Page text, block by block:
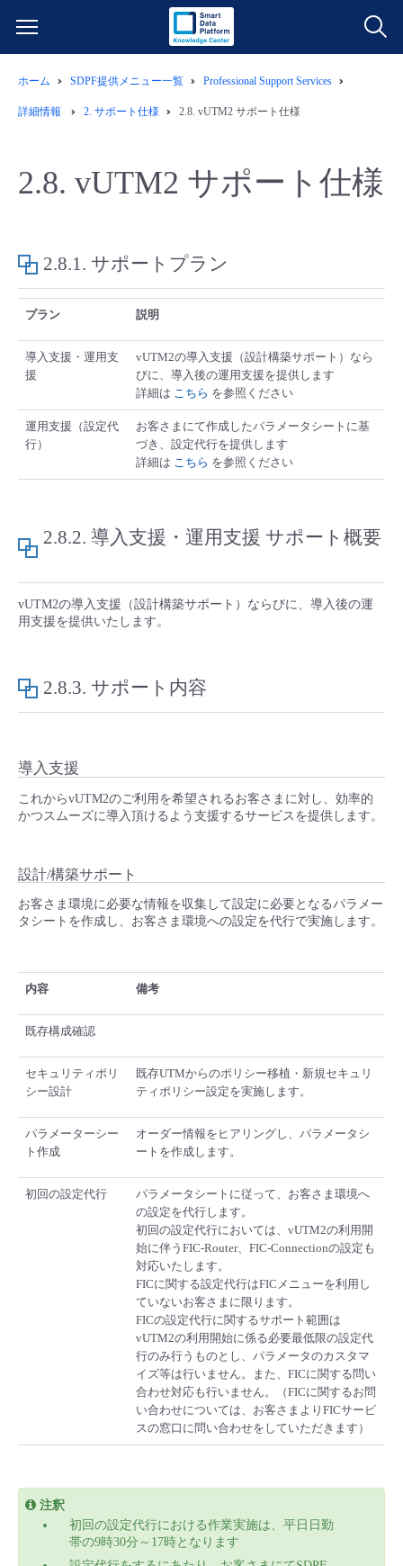
サービス一覧
クラウド/サーバー
データ利活用
モニタリング/監査
料金情報
ネットワーク
すべてのメニューを見る
- 管理機能
■ セットアップガイド
- 新規お申し込み方法
- 登録情報の管理
- クラウド / サーバー
- Flexible Remote Access
- vUTM2
ユースケース
- セキュリティ・監査
- マルチクラウド利用
- リモートワーク
故障/メンテナンス情報
サービス稼働状況
故障/メンテナンス履歴
協業パートナー
脱炭素化
ホーム SDPF提供メニュー一覧 Professional Support Services
詳細情報 2. サポート仕様 2.8. vUTM2 サポート仕様
2.8. vUTM2 サポート仕様
2.8.1. サポートプラン
プラン 説明
導入支援・運用支
援
vUTM2の導入支援（設計構築サポート）なら
びに、導入後の運用支援を提供します
詳細は こちら を参照ください
運用支援（設定代
行）
お客さまにて作成したパラメータシートに基
づき、設定代行を提供します
詳細は こちら を参照ください
2.8.2. 導入支援・運用支援 サポート概要
vUTM2の導入支援（設計構築サポート）ならびに、導入後の運
用支援を提供いたします。
2.8.3. サポート内容
導入支援
これからvUTM2のご利用を希望されるお客さまに対し、効率的
かつスムーズに導入頂けるよう支援するサービスを提供します。
設計/構築サポート
お客さま環境に必要な情報を収集して設定に必要となるパラメー
タシートを作成し、お客さま環境への設定を代行で実施します。
内容 備考
既存構成確認
セキュリティポリ
シー設計
既存UTMからのポリシー移植・新規セキュリ
ティポリシー設定を実施します。
パラメーターシー
ト作成
オーダー情報をヒアリングし、パラメータシ
ートを作成します。
初回の設定代行
パラメータシートに従って、お客さま環境へ
の設定を代行します。
初回の設定代行においては、vUTM2の利用開
始に伴うFIC-Router、FIC-Connectionの設定も
対応いたします。
FICに関する設定代行はFICメニューを利用し
ていないお客さまに限ります。
FICの設定代行に関するサポート範囲は
vUTM2の利用開始に係る必要最低限の設定代
行のみ行うものとし、パラメータのカスタマ
イズ等は行いません。また、FICに関する問い
合わせ対応も行いません。（FICに関するお問
い合わせについては、お客さまよりFICサービ
スの窓口に問い合わせをしていただきます）
注釈
初回の設定代行における作業実施は、平日日勤
帯の9時30分～17時となります